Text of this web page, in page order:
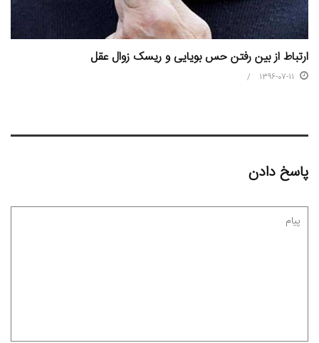
ارتباط از بین رفتن حس بویایی و ریسک زوال عقل
1396-07-11
پاسخ دادن